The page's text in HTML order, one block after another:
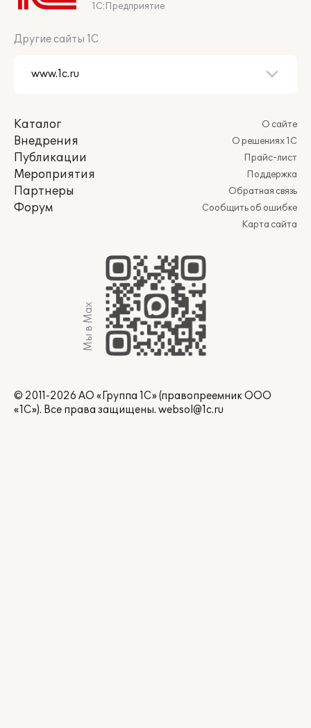
1С:Предприятие
Другие сайты 1С
Каталог
Внедрения
Публикации
Мероприятия
Партнеры
Форум
О сайте
О решениях 1С
Прайс-лист
Поддержка
Обратная связь
Сообщить об ошибке
Карта сайта
Мы в Max
© 2011-2026 АО «Группа 1С» (правопреемник ООО
«1С»). Все права защищены. websol@1c.ru